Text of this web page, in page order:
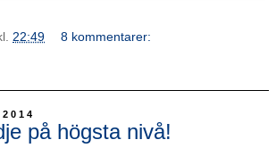
22:49 8 kommentarer:
på högsta nivå!